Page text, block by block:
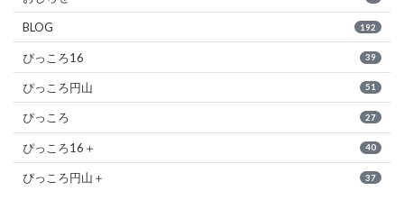
BLOG 192
ぴっころ16 39
ぴっころ円山 51
ぴっころ 27
ぴっころ16＋ 40
ぴっころ円山＋ 37